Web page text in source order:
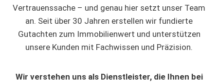
Vertrauenssache – und genau hier setzt unser Team
an. Seit über 30 Jahren erstellen wir fundierte
Gutachten zum Immobilienwert und unterstützen
unsere Kunden mit Fachwissen und Präzision.
Wir verstehen uns als Dienstleister, die Ihnen bei